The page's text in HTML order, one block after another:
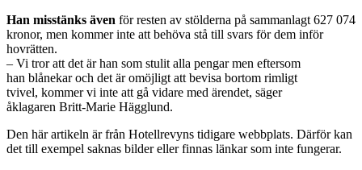
Han misstänks även för resten av stölderna på sammanlagt 627 074
kronor, men kommer inte att behöva stå till svars för dem inför
hovrätten.
– Vi tror att det är han som stulit alla pengar men eftersom
han blånekar och det är omöjligt att bevisa bortom rimligt
tvivel, kommer vi inte att gå vidare med ärendet, säger
åklagaren Britt-Marie Hägglund.
Den här artikeln är från Hotellrevyns tidigare webbplats. Därför kan
det till exempel saknas bilder eller finnas länkar som inte fungerar.